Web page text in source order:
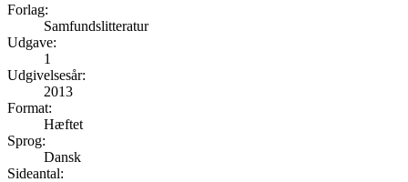
Forlag:
Samfundslitteratur
Udgave:
1
Udgivelsesår:
2013
Format:
Hæftet
Sprog:
Dansk
Sideantal: